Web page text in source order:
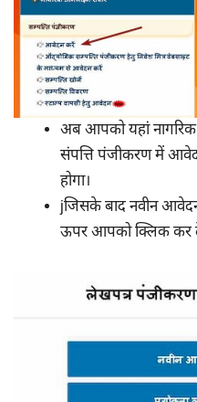
अब आपको यहां
संपत्ति पंजीकरण में
होगा।
jजिसके बाद नवीन
ऊपर आपको क्लिक कर